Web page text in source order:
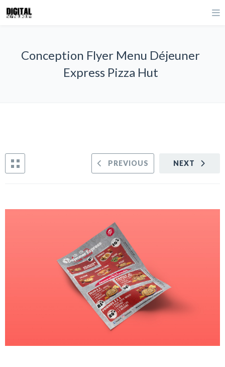
Conception Flyer Menu Déjeuner
Express Pizza Hut
NEXT
PREVIOUS